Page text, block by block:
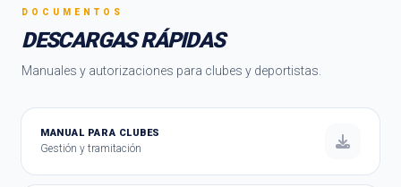
DOCUMENTOS
DESCARGAS RÁPIDAS
Manuales y autorizaciones para clubes y deportistas.
MANUAL PARA CLUBES
Gestión y tramitación